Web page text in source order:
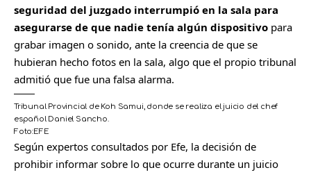
seguridad del juzgado interrumpió en la sala para
asegurarse de que nadie tenía algún dispositivo para
grabar imagen o sonido, ante la creencia de que se
hubieran hecho fotos en la sala, algo que el propio tribunal
admitió que fue una falsa alarma.
Tribunal Provincial de Koh Samui, donde se realiza el juicio del chef
español Daniel Sancho.
Foto:EFE
C
o
Según expertos consultados por Efe, la decisión de
prohibir informar sobre lo que ocurre durante un juicio